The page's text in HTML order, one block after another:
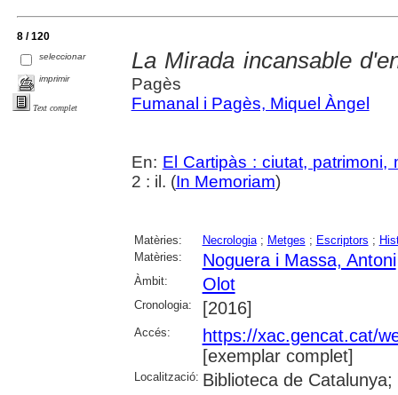
8 / 120
seleccionar
imprimir
Text complet
La Mirada incansable
Pagès
Fumanal i Pagès, Miquel Àngel
En: El Cartipàs : ciutat, patrimoni,
2 : il. (In Memoriam)
Matèries: Necrologia; Metges ; Escriptors ;
Matèries:
Noguera i Massa, Antoni
Àmbit: Olot
Cronologia: [2016]
Accés:
https://xac.gencat.cat/
[exemplar complet]
Localització: Biblioteca de